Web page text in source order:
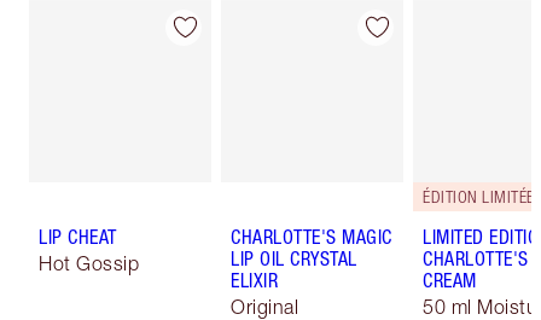
LIP CHEAT
Hot Gossip
CHARLOTTE'S MAGIC
LIP OIL CRYSTAL
ELIXIR
Original
ÉDITION LIMITÉE
LIMITED
CHARLOTTE'S
CREAM
50 ml